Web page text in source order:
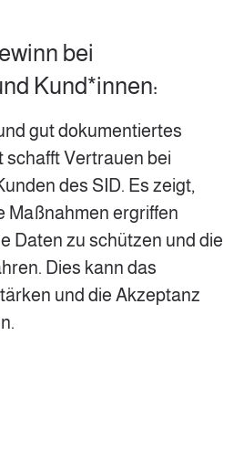
bei
Kund*innen:
gut dokumentiertes
Vertrauen bei
des SID. Es zeigt,
Maßnahmen ergriffen
Daten zu schützen und die
Dies kann das
und die Akzeptanz